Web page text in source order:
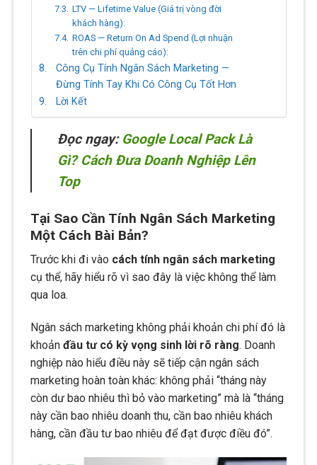
LTV — Lifetime Value (Giá trị vòng đời
khách hàng):
ROAS — Return On Ad Spend (Lợi nhuận
trên chi phí quảng cáo):
Công Cụ Tính Ngân Sách Marketing —
Đừng Tính Tay Khi Có Công Cụ Tốt Hơn
Lời Kết
Đọc ngay: Google Local Pack Là
Gì? Cách Đưa Doanh Nghiệp Lên
Top
Tại Sao Cần Tính Ngân Sách Marketing
Một Cách Bài Bản?
Trước khi đi vào cách tính ngân sách marketing
cụ thể, hãy hiểu rõ vì sao đây là việc không thể làm
qua loa.
Ngân sách marketing không phải khoản chi phí đó là
khoảnđầu tư có kỳ vọng sinh lời rõ ràng. Doanh
nghiệp nào hiểu điều này sẽ tiếp cận ngân sách
marketing hoàn toàn khác: không phải “tháng này
còn dư bao nhiêu thì bỏ vào marketing” mà là “tháng
này cần bao nhiêu doanh thu, cần bao nhiêu khách
hàng, cần đầu tư bao nhiêu để đạt được điều đó”.